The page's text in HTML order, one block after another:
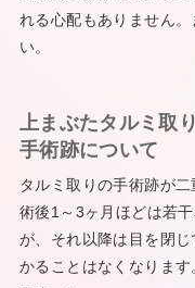
れる心配もありません
い。
上まぶたタルミ取
手術跡について
タルミ取りの手術跡が
術後1～3ヶ月ほどは若
が、それ以降は目を閉
かることはなくなりま